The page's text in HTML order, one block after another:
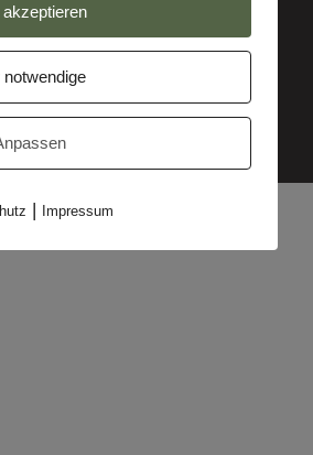
akzeptieren
notwendige
| Impressum